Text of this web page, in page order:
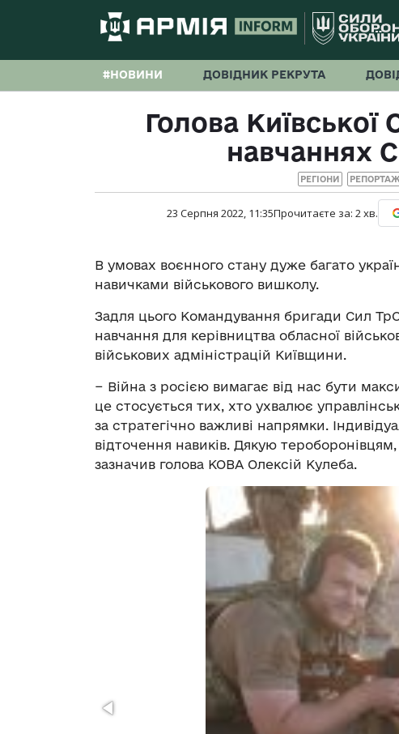
#НОВИНИ ДОВІДНИК РЕКРУТА
Голова Київської
навчаннях
РЕГІОНИ
23 Серпня 2022, 11:35Прочитаєте за: 2хв.
В умовах воєнного стану дуже багато
навичками військового вишколу.
Задля цього Командування бригади Сил
навчання для керівництва обласної
військових адміністрацій Київщини.
− Війна з росією вимагає від нас бути
це стосується тих, хто ухвалює
за стратегічно важливі напрямки.
відточення навиків. Дякую
зазначив голова КОВА Олексій Кулеба.